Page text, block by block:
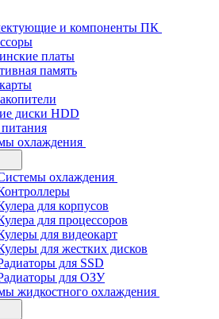
и компоненты ПК
платы
память
диски HDD
охлаждения
охлаждения
для корпусов
для процессоров
для видеокарт
для жестких дисков
для SSD
для ОЗУ
жидкостного охлаждения